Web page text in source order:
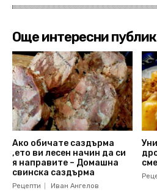
Още интересни
Ако обичате саздърма
,ето ви лесен начин да си
я направите – Домашна
свинска саздърма
Рецепти Иван Ангелов